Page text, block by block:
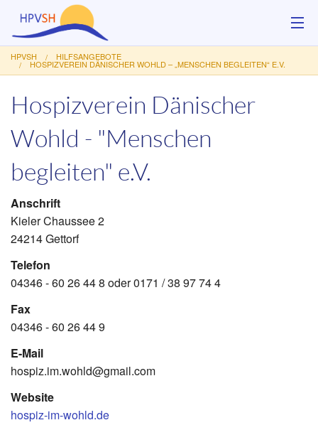
Über uns
Hilfsangebote
Veranstaltungen
Service
Kontakt
Spenden
HPVSH HILFSANGEBOTE
HOSPIZVEREIN DÄNISCHER WOHLD – „MENSCHEN BEGLEITEN“ E.V.
Hospizverein Dänischer
Wohld - "Menschen
begleiten" e.V.
Anschrift
Kieler Chaussee 2
24214 Gettorf
Telefon
04346 - 60 26 44 8 oder 0171 / 38 97 74 4
Fax
04346 - 60 26 44 9
E-Mail
hospiz.im.wohld@gmail.com
Website
hospiz-im-wohld.de